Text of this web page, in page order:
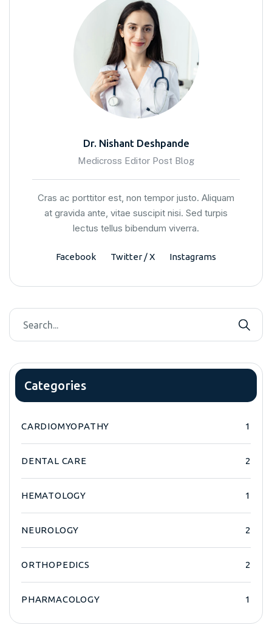
Dr. Nishant Deshpande
Medicross Editor Post Blog
Cras ac porttitor est, non tempor justo. Aliquam
at gravida ante, vitae suscipit nisi. Sed turpis
lectus tellus bibendum viverra.
Facebook Twitter / X Instagrams
Categories
CARDIOMYOPATHY 1
DENTAL CARE 2
HEMATOLOGY 1
NEUROLOGY 2
ORTHOPEDICS 2
PHARMACOLOGY 1